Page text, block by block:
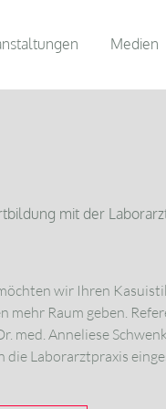
Medien
mit der
wir Ihren
mehr Raum geben.
med. Anneliese